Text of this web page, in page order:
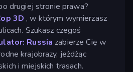
drugiej stronie prawa?
3D , w którym wymierzasz
Szukasz czegoś
Russia zabierze Cię w
krajobrazy, jeżdżąc
i miejskich trasach.